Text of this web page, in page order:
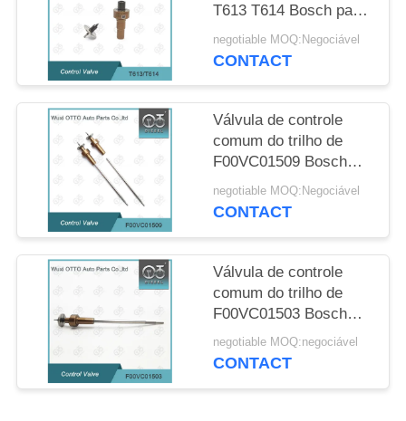
PRIVACY
POLICY
T613 T614 Bosch para
os injetores
0445110414
negotiable MOQ:Negociável
CONTACT
Válvula de controle
comum do trilho de
F00VC01509 Bosch
para os injetores
0445110485
negotiable MOQ:Negociável
CONTACT
Válvula de controle
comum do trilho de
F00VC01503 Bosch
para os injetores
0445110616/617
negotiable MOQ:negociável
CONTACT